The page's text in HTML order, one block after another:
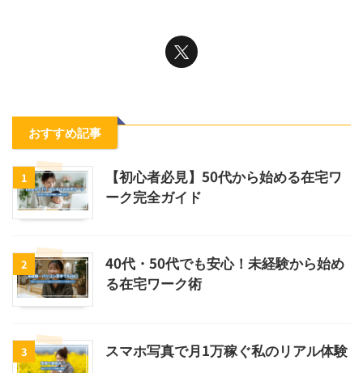
おすすめ記事
1
【初心者必見】50代から始める在宅ワ
ーク完全ガイド
2
40代・50代でも安心！未経験から始め
る在宅ワーク術
3 スマホ写真で月1万稼ぐ私のリアル体験